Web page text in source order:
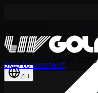
International Series 2026
ZH
Skip to content